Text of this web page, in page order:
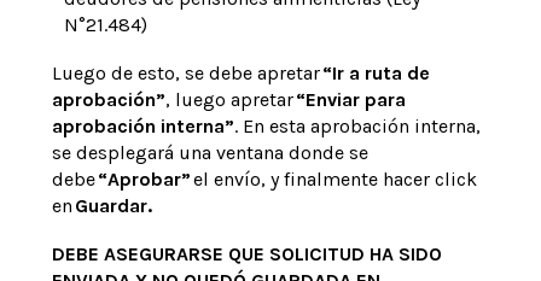
N°21.484)
Luego de esto, se debe apretar“Ir a ruta de
aprobación”, luego apretar“Enviar para
aprobación interna”. En esta aprobación interna,
se desplegará una ventana donde se
debe“Aprobar”el envío, y finalmente hacer click
en Guardar.
DEBE ASEGURARSE QUE SOLICITUD HA SIDO